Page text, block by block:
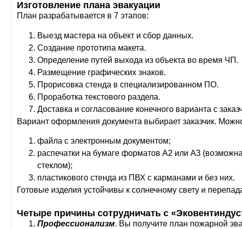
Изготовление плана эвакуации
План разрабатывается в 7 этапов:
Выезд мастера на объект и сбор данных.
Создание прототипа макета.
Определение путей выхода из объекта во время ЧП.
Размещение графических знаков.
Прорисовка стенда в специализированном ПО.
Проработка текстового раздела.
Доставка и согласование конечного варианта с
Вариант оформления документа выбирает заказчик.
файла с электронным документом;
распечатки на бумаге форматов А2 или А3
стеклом);
пластикового стенда из ПВХ с карманами и без них.
Готовые изделия устойчивы к солнечному свету и
Четыре причины сотрудничать с
Профессионализм. Вы получите план пожарной